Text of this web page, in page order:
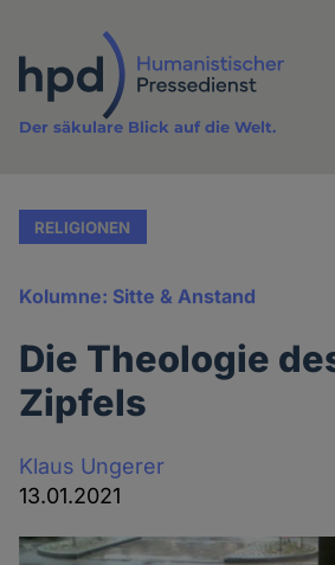
Inhalt
Der säkulare Blick auf die Welt.
RELIGIONEN
Kolumne: Sitte & Anstand
Die Theologie
Zipfels
Klaus Ungerer
13.01.2021